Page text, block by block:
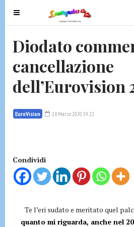
T
o
e
n
v
i
t
o
Diodato
cancellazione
dell’Eurovision
EuroVision 18 Marzo 2020 19:22
Condividi
Te l’eri sudato e meritato quel
quanto mi riguarda, anche nel